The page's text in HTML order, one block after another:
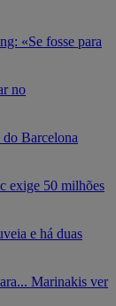
«Se fosse para
no
do Barcelona
exige 50 milhões
e há duas
Marinakis ver